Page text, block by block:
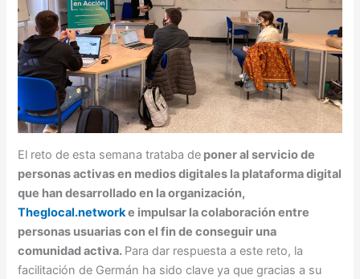
El reto de esta semana trataba de poner al servicio de
personas activas en medios digitales la plataforma digital
que han desarrollado en la organización,
Theglocal.networke impulsar la colaboración entre
personas usuarias con el fin de conseguir una
comunidad activa. Para dar respuesta a este reto, la
facilitación de Germán ha sido clave ya que gracias a su